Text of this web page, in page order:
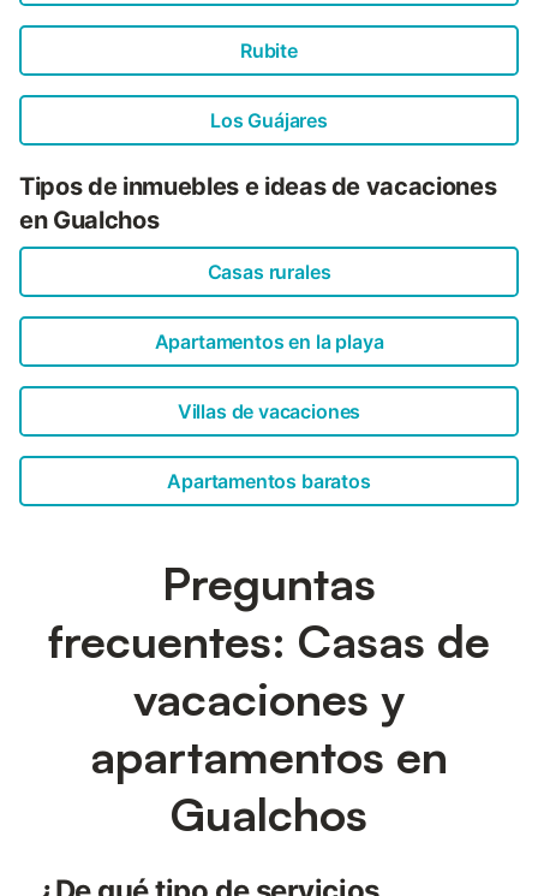
Rubite
Los Guájares
Tipos de inmuebles e ideas de vacaciones
en Gualchos
Casas rurales
Apartamentos en la playa
Villas de vacaciones
Apartamentos baratos
Preguntas
frecuentes: Casas de
vacaciones y
apartamentos en
Gualchos